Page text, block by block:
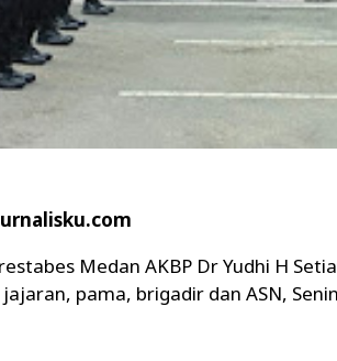
Medan AKBP Dr Yudhi H
pama, brigadir dan ASN,